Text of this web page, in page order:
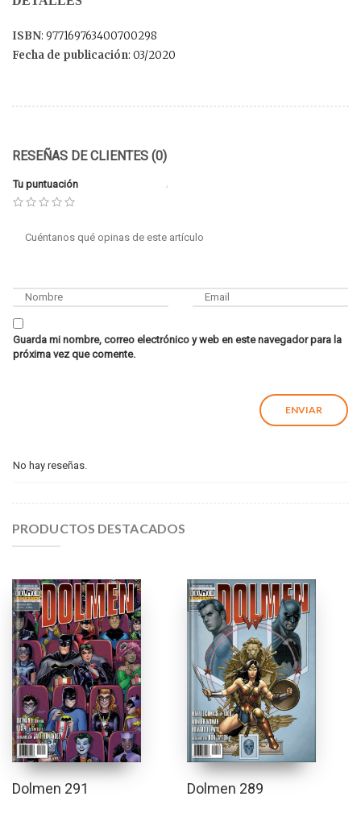
ISBN: 977169763400700298
Fecha de publicación: 03/2020
RESEÑAS DE CLIENTES (0)
Tu puntuación
Guarda mi nombre, correo electrónico y web en este navegador para la
próxima vez que comente.
No hay reseñas.
PRODUCTOS DESTACADOS
Dolmen 291 Dolmen 289